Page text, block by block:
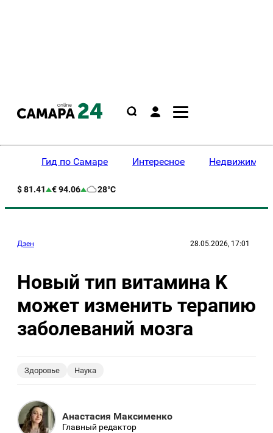
Гид по Самаре Интересное
$ 81.41 € 94.06 28°C
Дзен 28.05.2026, 17:01
Новый тип витамина K
может изменить терапию
заболеваний мозга
Здоровье Наука
Анастасия Максименко
Главный редактор